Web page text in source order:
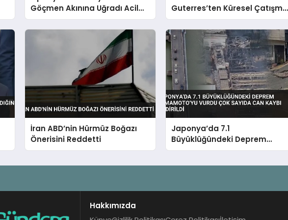
Göçmen Akınına Uğradı Acil
Durum İlan Edildi
Guterres’ten Küresel Çatışma
ve İklim Krizi İçin Acil Çağrı
İran ABD’nin Hürmüz Boğazı
Önerisini Reddetti
Japonya’da 7.1
Büyüklüğündeki Deprem
Kumamoto’yu Vurdu Çok
Hakkımızda